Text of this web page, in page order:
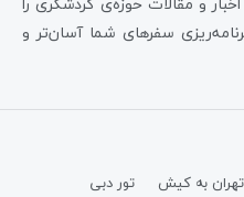
سفرهای شما آسان‌تر و
تهران به کیش
تور دبی